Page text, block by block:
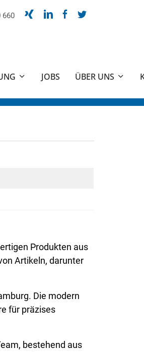
660
JOBS ÜBER UNS
Produkten aus
Artikeln, darunter
Die modern
für präzises
bestehend aus